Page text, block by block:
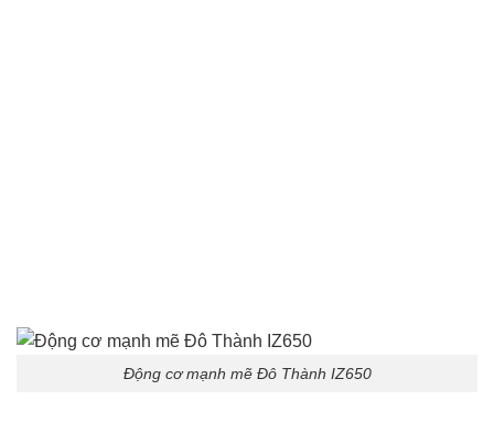
Động cơ mạnh mẽ Đô Thành IZ650